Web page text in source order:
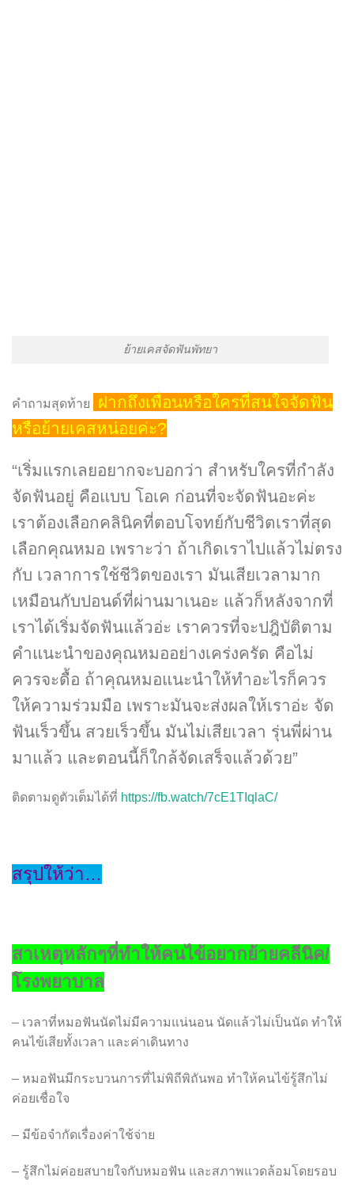
ย้ายเคสจัดฟันพัทยา
คำถามสุดท้าย
ฝากถึงเพื่อนหรือใครที่สนใจจัดฟัน
หรือย้ายเคสหน่อยค่ะ?
“เริ่มแรกเลยอยากจะบอกว่า สำหรับใครที่กำลัง
จัดฟันอยู่ คือแบบ โอเค ก่อนที่จะจัดฟันอะค่ะ
เราต้องเลือกคลินิคที่ตอบโจทย์กับชีวิตเราที่สุด
เลือกคุณหมอ เพราะว่า ถ้าเกิดเราไปแล้วไม่ตรง
กับ เวลาการใช้ชีวิตของเรา มันเสียเวลามาก
เหมือนกับปอนด์ที่ผ่านมาเนอะ แล้วก็หลังจากที่
เราได้เริ่มจัดฟันแล้วอ่ะ เราควรที่จะปฎิบัติตาม
คำแนะนำของคุณหมออย่างเคร่งครัด คือไม่
ควรจะดื้อ ถ้าคุณหมอแนะนำให้ทำอะไรก็ควร
ให้ความร่วมมือ เพราะมันจะส่งผลให้เราอ่ะ จัด
ฟันเร็วขึ้น สวยเร็วขึ้น มันไม่เสียเวลา รุ่นพี่ผ่าน
มาแล้ว และตอนนี้ก็ใกล้จัดเสร็จแล้วด้วย”
ติดตามดูตัวเต็มได้ที่ https://fb.watch/7cE1TIqlaC/
สรุปให้ว่า…
สาเหตุหลักๆที่ทำให้คนไข้อยากย้ายคลีนิค/
โรงพยาบาล
– เวลาที่หมอฟันนัดไม่มีความแน่นอน นัดแล้วไม่เป็นนัด ทำให้
คนไข้เสียทั้งเวลา และค่าเดินทาง
– หมอฟันมีกระบวนการที่ไม่พิถีพิถันพอ ทำให้คนไข้รู้สึกไม่
ค่อยเชื่อใจ
– มีข้อจำกัดเรื่องค่าใช้จ่าย
– รู้สึกไม่ค่อยสบายใจกับหมอฟัน และสภาพแวดล้อมโดยรอบ